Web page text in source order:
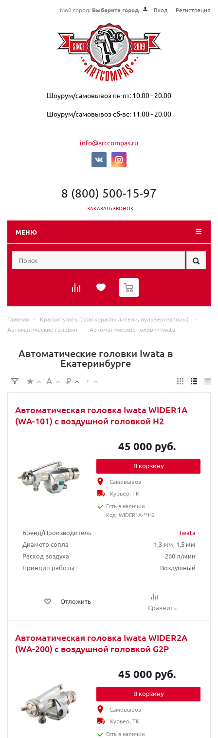
Мой город: Выберите город Вход Регистрация
Шоурум/самовывоз пн-пт: 10.00 - 20.00
Шоурум/самовывоз сб-вс: 11.00 - 20.00
info@artcompas.ru
8 (800) 500-15-97
ЗАКАЗАТЬ ЗВОНОК
МЕНЮ
0
Главная - Краскопульты (краскораспылители, пульверизаторы)
-
Автоматические головки
- Автоматические головки Iwata
Автоматические головки Iwata в
Екатеринбурге
Автоматическая головка Iwata WIDER1A
(WA-101) с воздушной головкой H2
Бренд/Производитель
Iwata
Диаметр сопла
1,3 мм, 1,5 мм
Расход воздуха
260 л/мин
Принцип работы
Воздушный
Отложить
Сравнить
45 000 руб.
В корзину
Самовывоз
Курьер, ТК
Есть в наличии
Код: WIDER1A-**H2
Автоматическая головка Iwata WIDER2A
(WA-200) с воздушной головкой G2P
45 000 руб.
В корзину
Самовывоз
Курьер, ТК
Есть в наличии